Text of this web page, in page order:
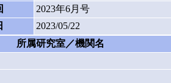
2023年6月号
2023/05/22
所属研究室／機関名